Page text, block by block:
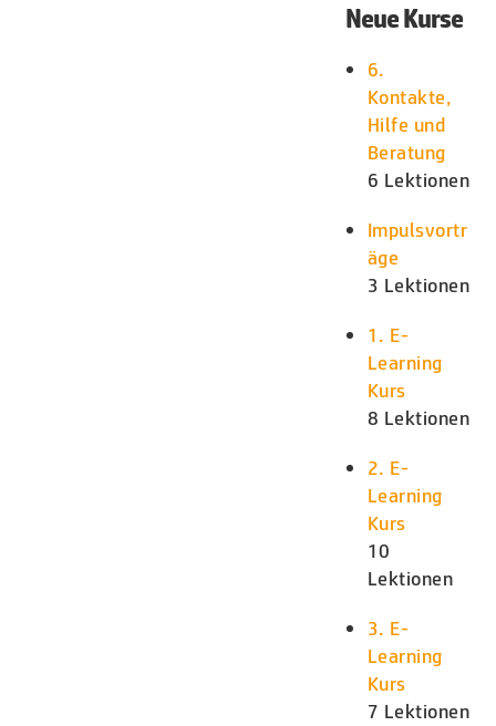
Neue Kurse
6.
Kontakte,
Hilfe und
Beratung
6 Lektionen
Impulsvortr
äge
3 Lektionen
1. E-
Learning
Kurs
8 Lektionen
2. E-
Learning
Kurs
10
Lektionen
3. E-
Learning
Kurs
7 Lektionen